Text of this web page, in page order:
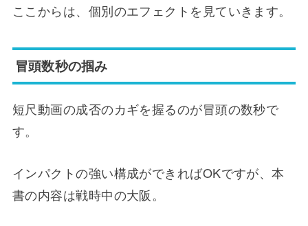
ここからは、個別のエフェクトを見ていきます。
冒頭数秒の掴み
短尺動画の成否のカギを握るのが冒頭の数秒で
す。
インパクトの強い構成ができればOKですが、本
書の内容は戦時中の大阪。